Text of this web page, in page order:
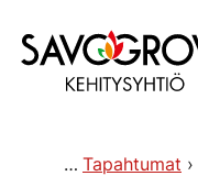
Etusivu
Tapahtumat